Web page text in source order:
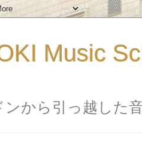
Music
ンから引っ越した